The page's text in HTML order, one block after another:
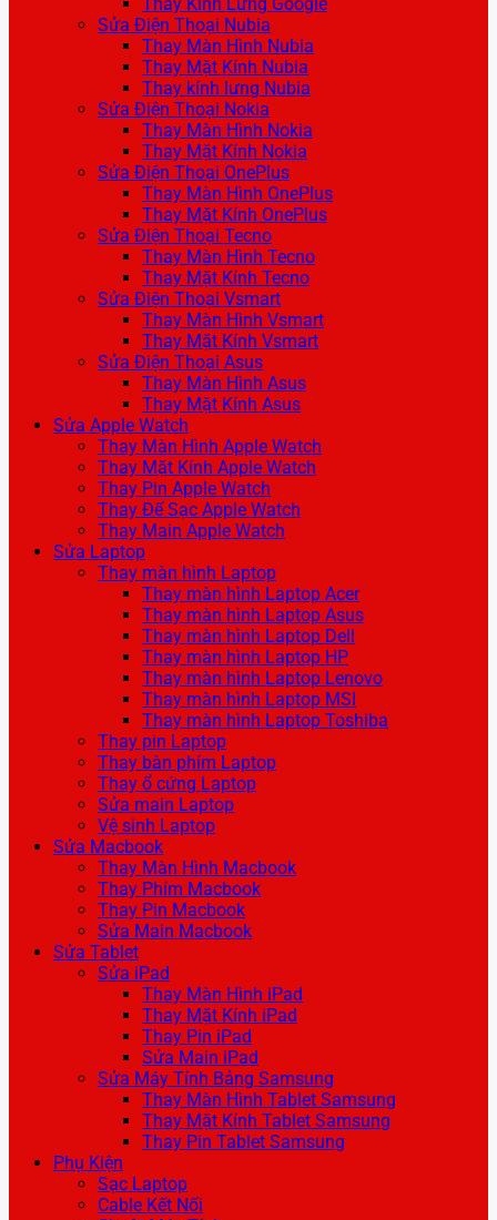
Sửa Điện Thoại Nubia
Thay Màn Hình Nubia
Thay Mặt Kính Nubia
Thay kính lưng Nubia
Sửa Điện Thoại Nokia
Thay Màn Hình Nokia
Thay Mặt Kính Nokia
Sửa Điện Thoại OnePlus
Thay Màn Hình OnePlus
Thay Mặt Kính OnePlus
Sửa Điện Thoại Tecno
Thay Màn Hình Tecno
Thay Mặt Kính Tecno
Sửa Điện Thoại Vsmart
Thay Màn Hình Vsmart
Thay Mặt Kính Vsmart
Sửa Điện Thoại Asus
Thay Màn Hình Asus
Thay Mặt Kính Asus
Sửa Apple Watch
Thay Màn Hình Apple Watch
Thay Mặt Kính Apple Watch
Thay Pin Apple Watch
Thay Đế Sạc Apple Watch
Thay Main Apple Watch
Sửa Laptop
Thay màn hình Laptop
Thay màn hình Laptop Acer
Thay màn hình Laptop Asus
Thay màn hình Laptop Dell
Thay màn hình Laptop HP
Thay màn hình Laptop Lenovo
Thay màn hình Laptop MSI
Thay màn hình Laptop Toshiba
Thay pin Laptop
Thay bàn phím Laptop
Thay ổ cứng Laptop
Sửa main Laptop
Vệ sinh Laptop
Sửa Macbook
Thay Màn Hình Macbook
Thay Phím Macbook
Thay Pin Macbook
Sửa Main Macbook
Sửa Tablet
Sửa iPad
Thay Màn Hình iPad
Thay Mặt Kính iPad
Thay Pin iPad
Sửa Main iPad
Sửa Máy Tính Bảng Samsung
Thay Màn Hình Tablet Samsung
Thay Mặt Kính Tablet Samsung
Thay Pin Tablet Samsung
Phụ Kiện
Sạc Laptop
Cable Kết Nối